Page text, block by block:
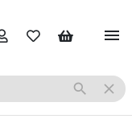
menu
search close